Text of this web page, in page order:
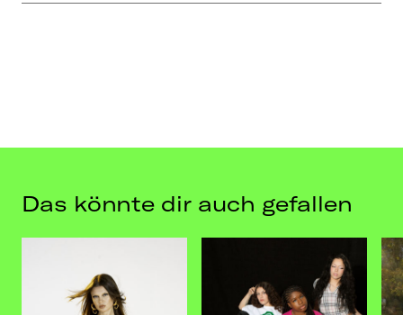
Das könnte dir auch gefallen